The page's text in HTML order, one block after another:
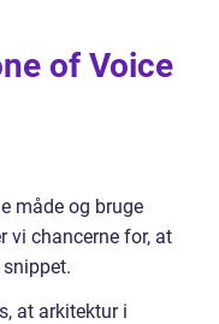
of Voice
måde og bruge
vi chancerne for, at
at arkitektur i